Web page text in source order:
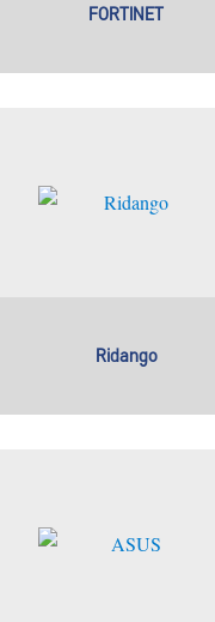
FORTINET
Ridango